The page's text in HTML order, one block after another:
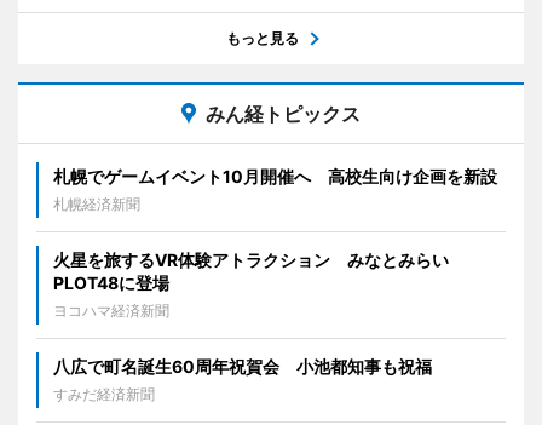
もっと見る
みん経トピックス
札幌でゲームイベント10月開催へ 高校生向け企画を新設
札幌経済新聞
火星を旅するVR体験アトラクション みなとみらい
PLOT48に登場
ヨコハマ経済新聞
八広で町名誕生60周年祝賀会 小池都知事も祝福
すみだ経済新聞